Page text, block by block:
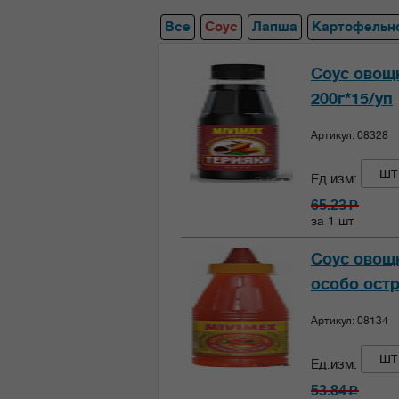
Все Соус Лапша
Соус
200г*15/уп
Артикул: 08328
Ед.изм: шт
65.23c
за 1 шт
Соус
особо
Артикул: 08134
Ед.изм: шт
53.84c